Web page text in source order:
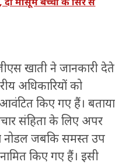
खाती ने जानकारी देते
अधिकारियों को
आवंटित किए गए हैं। बताया
संहिता के लिए अपर
नोडल जबकि समस्त उप
किए गए हैं। इसी